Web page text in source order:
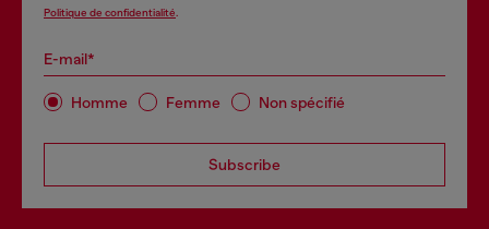
Politique de confidentialité
E-mail*
Homme Femme Non spécifié
Subscribe